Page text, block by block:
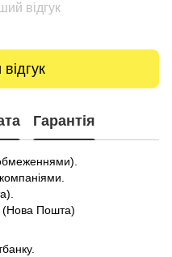
відгук
Гарантія
(Нова Пошта)